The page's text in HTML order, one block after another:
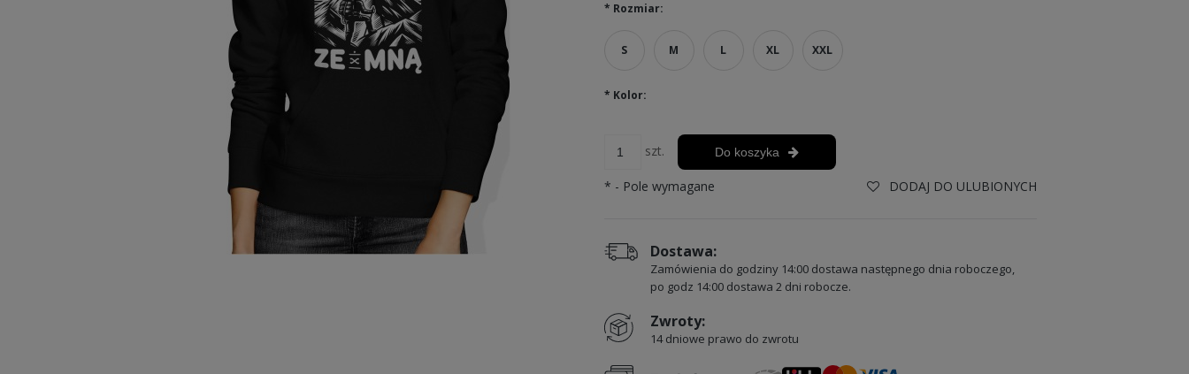
* Rozmiar:
S M L XL XXL
* Kolor:
szt. Do koszyka
DODAJ DO ULUBIONYCH
* - Pole wymagane
Dostawa:
Zamówienia do godziny 14:00 dostawa następnego dnia roboczego,
po godz 14:00 dostawa 2 dni robocze.
Zwroty:
14 dniowe prawo do zwrotu